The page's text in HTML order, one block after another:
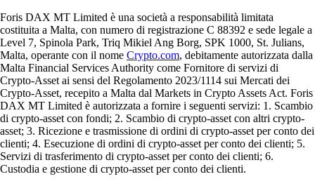
Foris DAX MT Limited è una società a responsabilità limitata
costituita a Malta, con numero di registrazione C 88392 e sede legale a
Level 7, Spinola Park, Triq Mikiel Ang Borg, SPK 1000, St. Julians,
Malta, operante con il nome Crypto.com, debitamente autorizzata dalla
Malta Financial Services Authority come Fornitore di servizi di
Crypto-Asset ai sensi del Regolamento 2023/1114 sui Mercati dei
Crypto-Asset, recepito a Malta dal Markets in Crypto Assets Act. Foris
DAX MT Limited è autorizzata a fornire i seguenti servizi: 1. Scambio
di crypto-asset con fondi; 2. Scambio di crypto-asset con altri crypto-
asset; 3. Ricezione e trasmissione di ordini di crypto-asset per conto dei
clienti; 4. Esecuzione di ordini di crypto-asset per conto dei clienti; 5.
Servizi di trasferimento di crypto-asset per conto dei clienti; 6.
Custodia e gestione di crypto-asset per conto dei clienti.